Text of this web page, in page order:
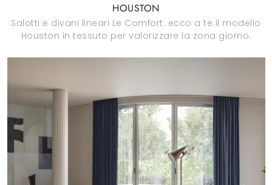
HOUSTON
Salotti e divani lineari Le Comfort: ecco a te il modello
Houston in tessuto per valorizzare la zona giorno.